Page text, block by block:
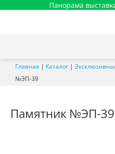
Панорама
Главная | Каталог |
№ЭП-39
Памятник №ЭП-39